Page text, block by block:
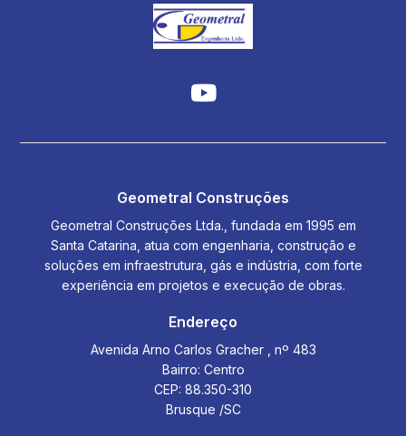
Geometral Construções
Geometral Construções Ltda., fundada em 1995 em
Santa Catarina, atua com engenharia, construção e
soluções em infraestrutura, gás e indústria, com forte
experiência em projetos e execução de obras.
Endereço
Avenida Arno Carlos Gracher , nº 483
Bairro: Centro
CEP: 88.350-310
Brusque /SC